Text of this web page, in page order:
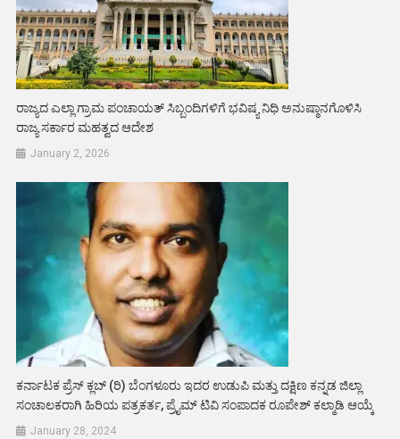
ರಾಜ್ಯದ ಎಲ್ಲಾ ಗ್ರಾಮ ಪಂಚಾಯತ್ ಸಿಬ್ಬಂದಿಗಳಿಗೆ ಭವಿಷ್ಯ ನಿಧಿ ಅನುಷ್ಠಾನಗೊಳಿಸಿ
ರಾಜ್ಯ ಸರ್ಕಾರ ಮಹತ್ವದ ಆದೇಶ
January 2, 2026
ಕರ್ನಾಟಕ ಪ್ರೆಸ್ ಕ್ಲಬ್ (ರಿ) ಬೆಂಗಳೂರು ಇದರ ಉಡುಪಿ ಮತ್ತು ದಕ್ಷಿಣ ಕನ್ನಡ ಜಿಲ್ಲಾ
ಸಂಚಾಲಕರಾಗಿ ಹಿರಿಯ ಪತ್ರಕರ್ತ, ಪ್ರೈಮ್ ಟಿವಿ ಸಂಪಾದಕ ರೂಪೇಶ್ ಕಲ್ಮಾಡಿ ಆಯ್ಕೆ
January 28, 2024